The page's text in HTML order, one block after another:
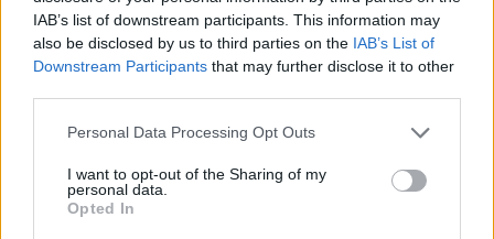
IAB’s list of downstream participants. This information may
also be disclosed by us to third parties on the IAB’s List of
Downstream Participants that may further disclose it to other
Personal Data Processing Opt Outs
I want to opt-out of the Sharing of my
personal data.
Opted In
... další nabídky zaměstnání
Vybrané články